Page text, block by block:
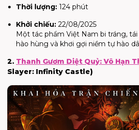
Thời lượng: 124 phút
Khởi chiếu: 22/08/2025
Một tác phẩm Việt Nam bi tráng,
hào hùng và khơi gợi niềm tự hào
2. Thanh Gươm Diệt Quỷ: Vô Hạn
Slayer: Infinity Castle)